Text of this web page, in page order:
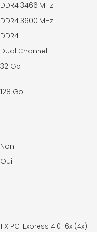
DDR4 3466 MHz
DDR4 3600 MHz
DDR4
Dual Channel
32 Go
128 Go
Non
Oui
1 X PCI Express 4.0 16x (4x)